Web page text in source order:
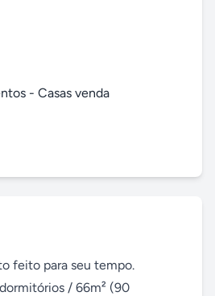
- Casas venda
feito para seu tempo.
/ 66m² (90